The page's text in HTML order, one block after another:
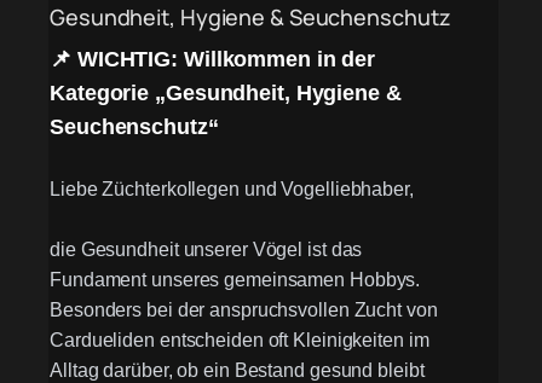
Gesundheit, Hygiene & Seuchenschutz
📌 WICHTIG: Willkommen in der
Kategorie „Gesundheit, Hygiene &
Seuchenschutz“
Liebe Züchterkollegen und Vogelliebhaber,
die Gesundheit unserer Vögel ist das
Fundament unseres gemeinsamen Hobbys.
Besonders bei der anspruchsvollen Zucht von
Cardueliden entscheiden oft Kleinigkeiten im
Alltag darüber, ob ein Bestand gesund bleibt